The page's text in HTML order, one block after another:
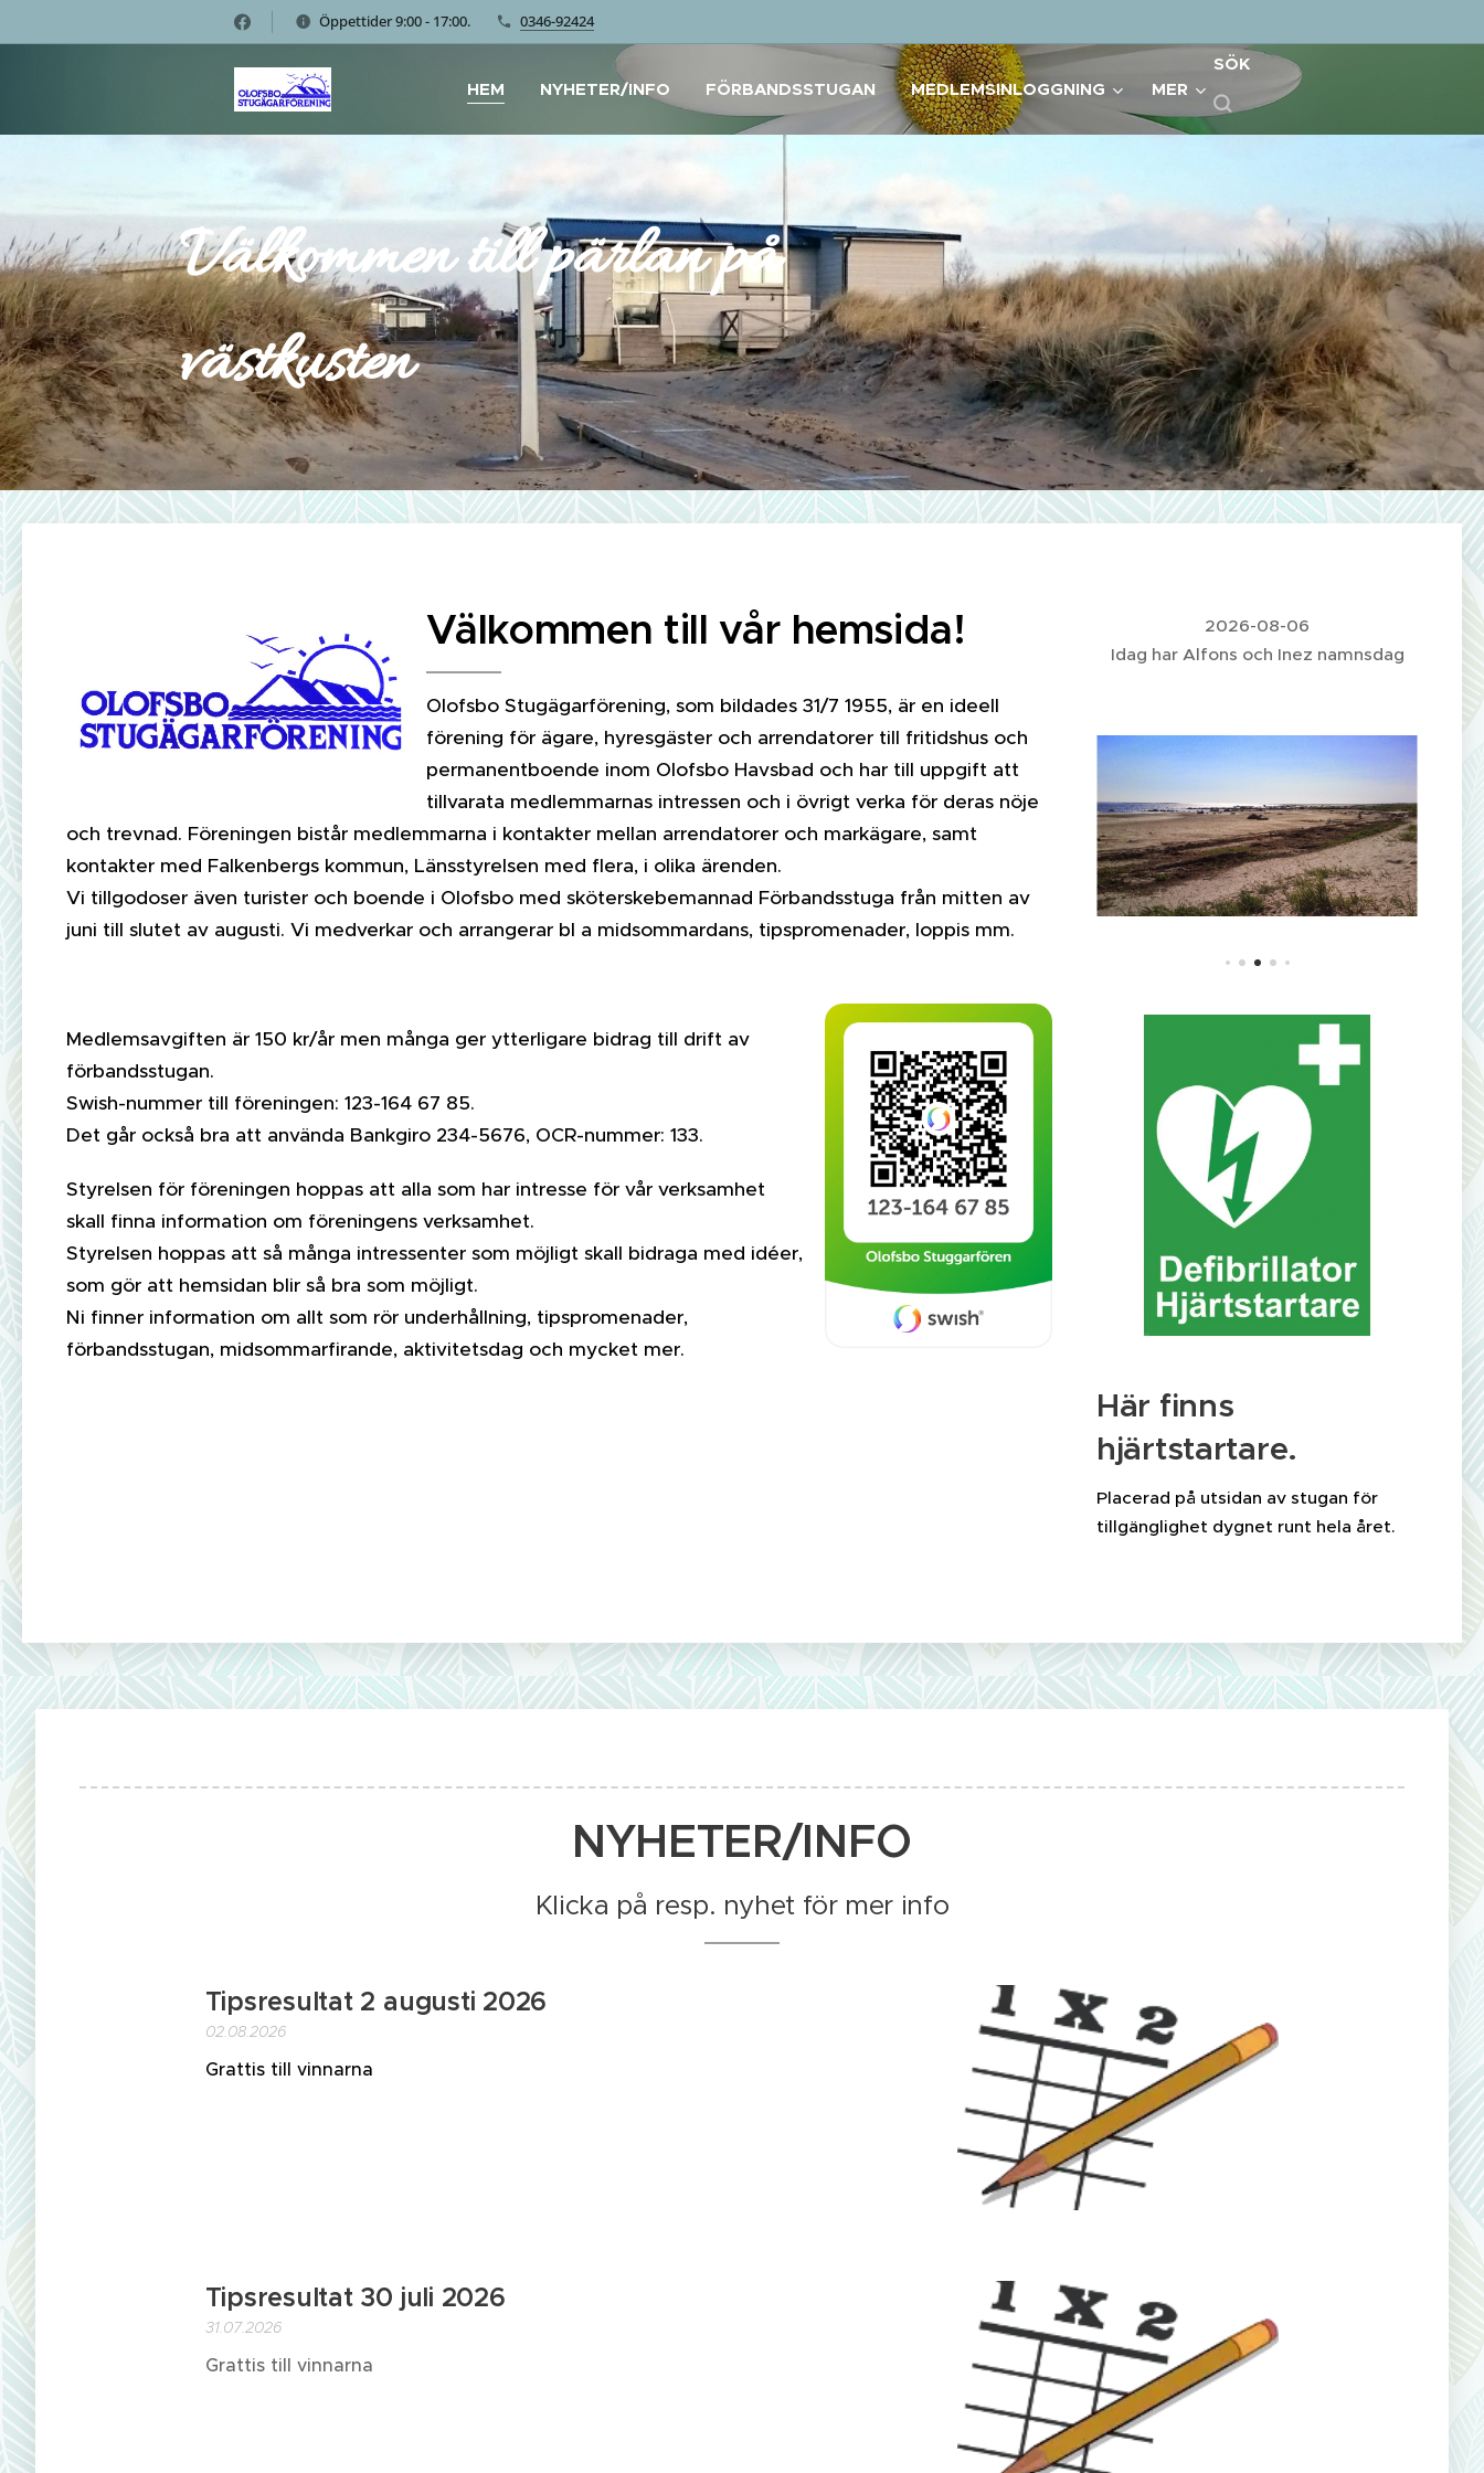
Öppettider 9:00 - 17:00. 0346-92424
HEM NYHETER/INFO FÖRBANDSSTUGAN MEDLEMSINLOGGNING MER
SÖK
Välkommen till pärlan på
västkusten
Välkommen till vår hemsida!
Olofsbo Stugägarförening, som bildades 31/7 1955, är en ideell
förening för ägare, hyresgäster och arrendatorer till fritidshus och
permanentboende inom Olofsbo Havsbad och har till uppgift att
tillvarata medlemmarnas intressen och i övrigt verka för deras nöje
och trevnad. Föreningen bistår medlemmarna i kontakter mellan arrendatorer och markägare, samt
kontakter med Falkenbergs kommun, Länsstyrelsen med flera, i olika ärenden.
Vi tillgodoser även turister och boende i Olofsbo med sköterskebemannad Förbandsstuga från mitten av
juni till slutet av augusti. Vi medverkar och arrangerar bl a midsommardans, tipspromenader, loppis mm.
Medlemsavgiften är 150 kr/år men många ger ytterligare bidrag till drift av
förbandsstugan.
Swish-nummer till föreningen: 123-164 67 85.
Det går också bra att använda Bankgiro 234-5676, OCR-nummer: 133.
Styrelsen för föreningen hoppas att alla som har intresse för vår verksamhet
skall finna information om föreningens verksamhet.
Styrelsen hoppas att så många intressenter som möjligt skall bidraga med idéer,
som gör att hemsidan blir så bra som möjligt.
Ni finner information om allt som rör underhållning, tipspromenader,
förbandsstugan, midsommarfirande, aktivitetsdag och mycket mer.
2026-08-06
Idag har Alfons och Inez namnsdag
Här finns
hjärtstartare.
Placerad på utsidan av stugan för
tillgänglighet dygnet runt hela året.
NYHETER/INFO
Klicka på resp. nyhet för mer info
Tipsresultat 2 augusti 2026
02.08.2026
Grattis till vinnarna
Tipsresultat 30 juli 2026
31.07.2026
Grattis till vinnarna